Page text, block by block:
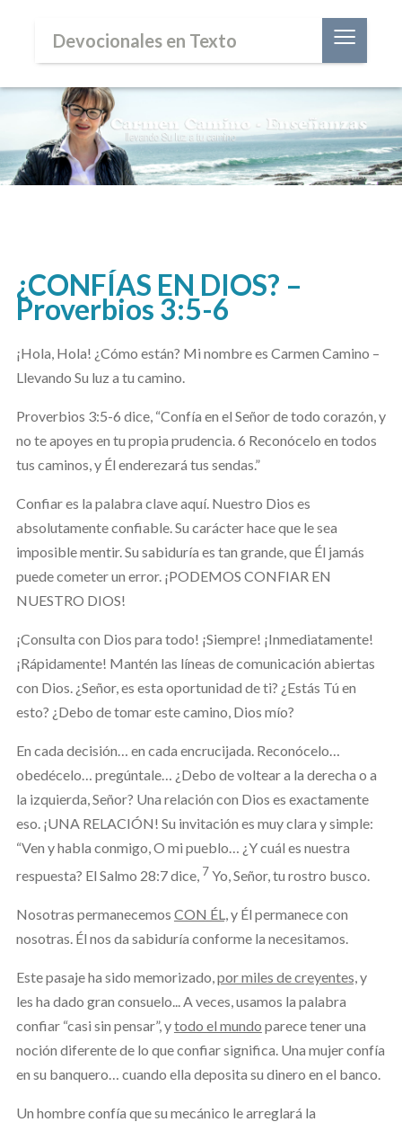
Devocionales en Texto ≡
¿CONFÍAS EN DIOS? –
Proverbios 3:5-6
¡Hola, Hola! ¿Cómo están? Mi nombre es Carmen Camino –
Llevando Su luz a tu camino.
Proverbios 3:5-6 dice, “Confía en el Señor de todo corazón, y
no te apoyes en tu propia prudencia. 6 Reconócelo en todos
tus caminos, y Él enderezará tus sendas.”
Confiar es la palabra clave aquí. Nuestro Dios es
absolutamente confiable. Su carácter hace que le sea
imposible mentir. Su sabiduría es tan grande, que Él jamás
puede cometer un error. ¡PODEMOS CONFIAR EN
NUESTRO DIOS!
¡Consulta con Dios para todo! ¡Siempre! ¡Inmediatamente!
¡Rápidamente! Mantén las líneas de comunicación abiertas
con Dios. ¿Señor, es esta oportunidad de ti? ¿Estás Tú en
esto? ¿Debo de tomar este camino, Dios mío?
En cada decisión… en cada encrucijada. Reconócelo…
obedécelo… pregúntale… ¿Debo de voltear a la derecha o a
la izquierda, Señor? Una relación con Dios es exactamente
eso. ¡UNA RELACIÓN! Su invitación es muy clara y simple:
“Ven y habla conmigo, O mi pueblo… ¿Y cuál es nuestra
respuesta? El Salmo 28:7 dice, 7Yo, Señor, tu rostro busco.
Nosotras permanecemos CON ÉL,y Él permanece con
nosotras. Él nos da sabiduría conforme la necesitamos.
Este pasaje ha sido memorizado,por miles de creyentes,y
les ha dado gran consuelo... A veces, usamos la palabra
confiar “casi sin pensar”, ytodo el mundo parece tener una
noción diferente de lo que confiar significa. Una mujer confía
en su banquero… cuando ella deposita su dinero en el banco.
Un hombre confía que su mecánico le arreglará la